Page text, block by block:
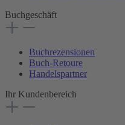
Buchgeschäft
Buchrezensionen
Buch-Retoure
Handelspartner
Ihr Kundenbereich